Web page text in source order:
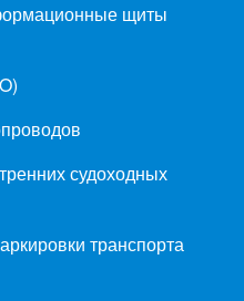
щиты
судоходных
транспорта